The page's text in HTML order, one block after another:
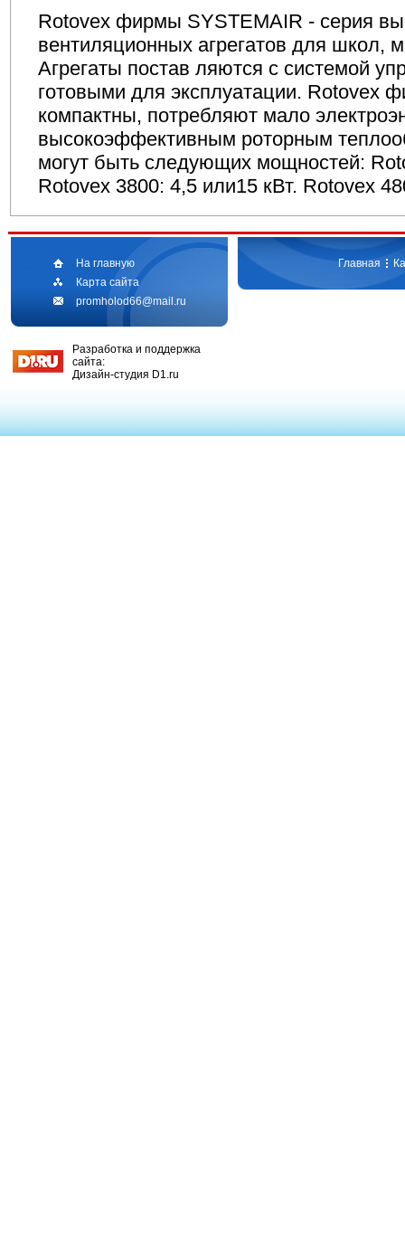
Rotovex фирмы SYSTEMAIR - серия
вентиляционных агрегатов для школ,
Агрегаты постав ляются с системой
готовыми для эксплуатации. Rotovex
компактны, потребляют мало
высокоэффективным роторным
могут быть следующих мощностей:
Rotovex 3800: 4,5 или15 кВт. Rotovex
На главную
Карта сайта
promholod66@mail.ru
Главная
Разработка и поддержка
сайта:
Дизайн-студия D1.ru